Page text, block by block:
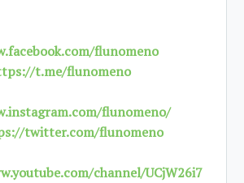
flunomeno
t.me/flunomeno
flunomeno/
twitter.com/flunomeno
channel/UCjW26i7